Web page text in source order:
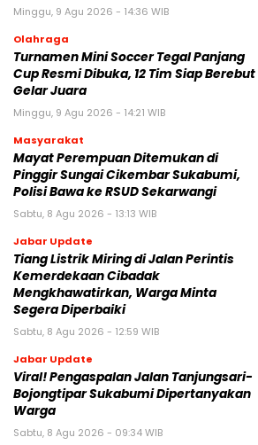
Minggu, 9 Agu 2026 - 14:36 WIB
Olahraga
Turnamen Mini Soccer Tegal Panjang
Cup Resmi Dibuka, 12 Tim Siap Berebut
Gelar Juara
Minggu, 9 Agu 2026 - 14:21 WIB
Masyarakat
‎Mayat Perempuan Ditemukan di
Pinggir Sungai Cikembar Sukabumi,
Polisi Bawa ke RSUD Sekarwangi‎
Sabtu, 8 Agu 2026 - 13:13 WIB
Jabar Update
Tiang Listrik Miring di Jalan Perintis
Kemerdekaan Cibadak
Mengkhawatirkan, Warga Minta
Segera Diperbaiki
Sabtu, 8 Agu 2026 - 12:59 WIB
Jabar Update
Viral! Pengaspalan Jalan Tanjungsari-
Bojongtipar Sukabumi Dipertanyakan
Warga
Sabtu, 8 Agu 2026 - 09:34 WIB